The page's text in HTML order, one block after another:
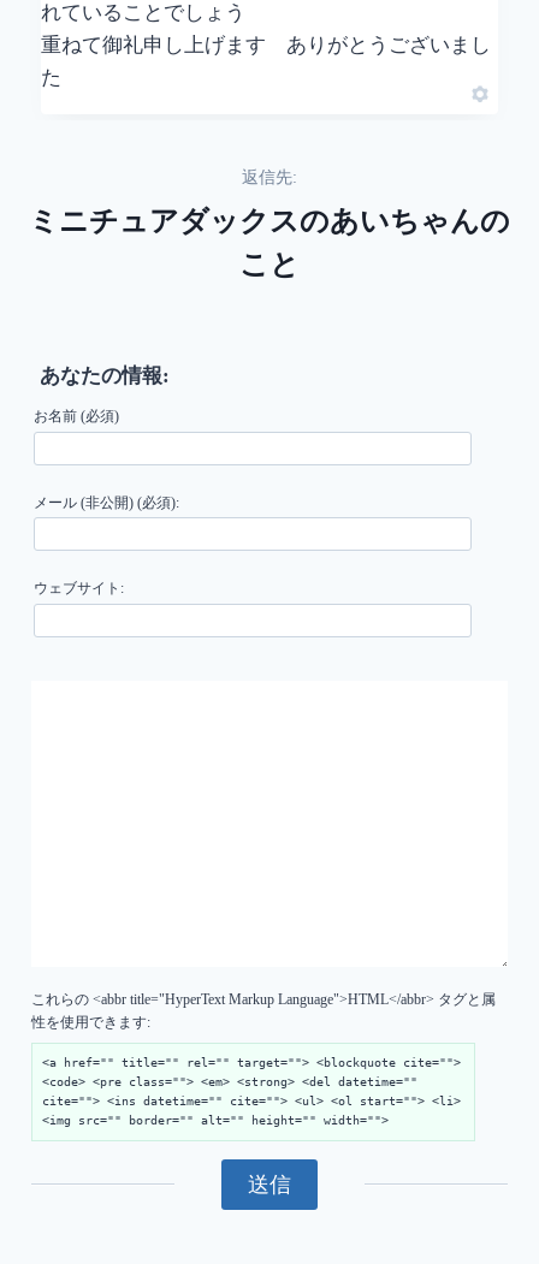
れていることでしょう
重ねて御礼申し上げます ありがとうございまし
た
返信先:
ミニチュアダックスのあいちゃんの
こと
あなたの情報:
お名前 (必須)
メール (非公開) (必須):
ウェブサイト:
これらの <abbr title="HyperText Markup Language">HTML</abbr> タグと属
性を使用できます:
<a href="" title="" rel="" target=""> <blockquote cite="">
<code> <pre class=""> <em> <strong> <del datetime=""
cite=""> <ins datetime="" cite=""> <ul> <ol start=""> <li>
<img src="" border="" alt="" height="" width="">
送信